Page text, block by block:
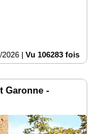
2026 | Vu 106283 fois
Garonne -